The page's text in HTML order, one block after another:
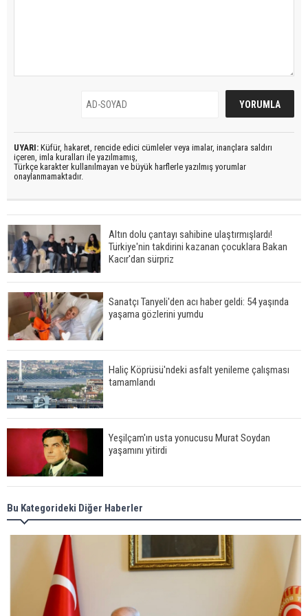
UYARI: Küfür, hakaret, rencide edici cümleler veya imalar, inançlara saldırı
içeren, imla kuralları ile yazılmamış,
Türkçe karakter kullanılmayan ve büyük harflerle yazılmış yorumlar
onaylanmamaktadır.
Altın dolu çantayı sahibine ulaştırmışlardı!
Türkiye'nin takdirini kazanan çocuklara Bakan
Kacır'dan sürpriz
Sanatçı Tanyeli'den acı haber geldi: 54 yaşında
yaşama gözlerini yumdu
Haliç Köprüsü'ndeki asfalt yenileme çalışması
tamamlandı
Yeşilçam'ın usta yonucusu Murat Soydan
yaşamını yitirdi
Meral Akşener ile Müsavat Dervişoğlu cenazede
görüntülendi
29 Mayıs okullar tatil mi?
Bu Kategorideki Diğer Haberler